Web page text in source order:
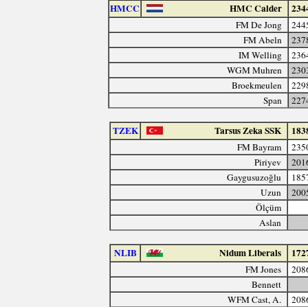
HMCC HMC Calder
FM De Jong
FM Abeln
IM Welling
WGM Muhren
Broekmeulen
Span
TZEK Tarsus Zeka SSK
FM Bayram
Piriyev
Gaygusuzoğlu
Uzun
Ölçüm
Aslan
NLIB Nidum Liberals
FM Jones
Bennett
WFM Cast, A.